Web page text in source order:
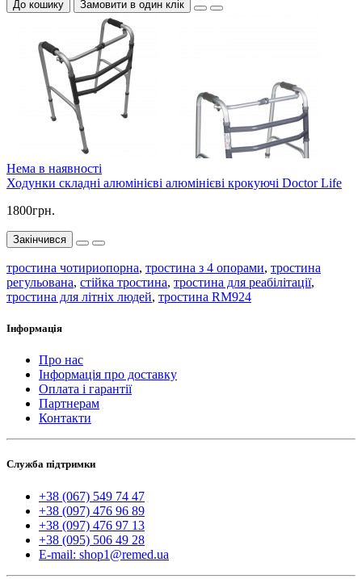
До кошику Замовити в один клік
Нема в наявності
Ходунки складні алюмінієві алюмінієві крокуючі Doctor Life
1800грн.
Закінчився
тростина чотириопорна, тростина з 4 опорами, тростина
регульована, стійка тростина, тростина для реабілітації,
тростина для літніх людей, тростина RM924
Інформація
Про нас
Інформація про доставку
Оплата і гарантії
Партнерам
Контакти
Служба підтримки
+38 (067) 549 74 47
+38 (097) 476 96 89
+38 (097) 476 97 13
+38 (095) 506 49 28
E-mail: shop1@remed.ua